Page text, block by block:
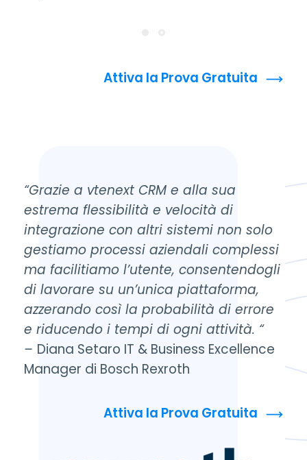
Attiva la Prova Gratuita
“Grazie a vtenext CRM e alla sua
estrema flessibilità e velocità di
integrazione con altri sistemi non solo
gestiamo processi aziendali complessi
ma facilitiamo l’utente, consentendogli
di lavorare su un’unica piattaforma,
azzerando così la probabilità di errore
e riducendo i tempi di ogni attività. “
– Diana Setaro IT & Business Excellence
Manager di Bosch Rexroth
Attiva la Prova Gratuita